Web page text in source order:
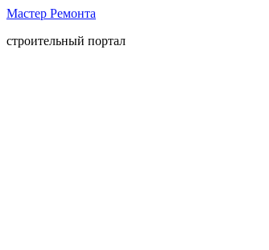
Мастер Ремонта
строительный портал